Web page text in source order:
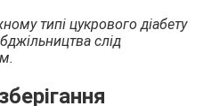
типі цукрового діабету
слід